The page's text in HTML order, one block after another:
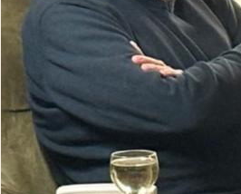
Hans heeft de opdracht die hij bij zijn
uitsprak, ten volle waargemaakt. Hij was
bestuurslid van de DLN en daarnaast,
bestuurder, betrokken bij tal van andere
initiatieven, waaronder de
Huis van Dominicus in Utrecht, het
studenten in diezelfde plaats en het
Studiecentrum voor Theologie en
geliefde Utrecht zette hij zich in voor
Zonnebloem’), vluchtelingen, daklozen en
een beroep op hem deden.